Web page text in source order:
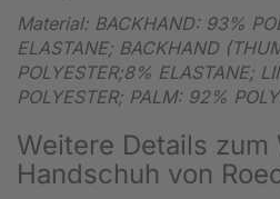
Material: BACKHAND: 93%
ELASTANE; BACKHAND
POLYESTER;8% ELASTANE;
POLYESTER; PALM: 92%
Weitere Details zum
Handschuh von